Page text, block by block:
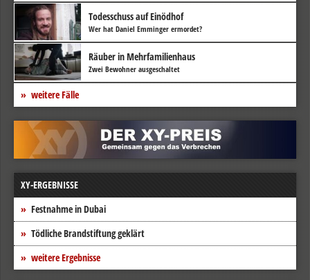
Todesschuss auf Einödhof
Wer hat Daniel Emminger ermordet?
Räuber in Mehrfamilienhaus
Zwei Bewohner ausgeschaltet
weitere Fälle
XY-ERGEBNISSE
Festnahme in Dubai
Tödliche Brandstiftung geklärt
weitere Ergebnisse